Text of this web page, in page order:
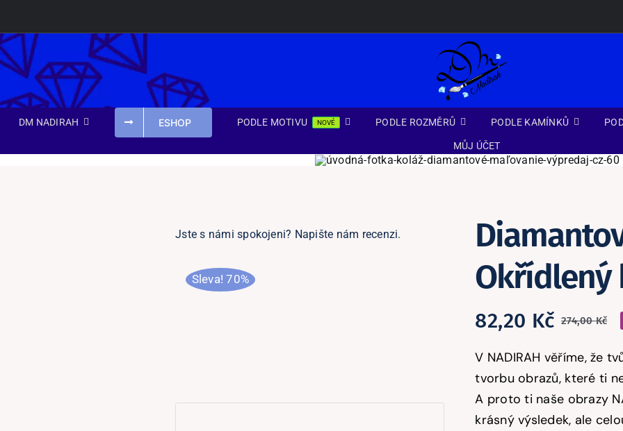
obsah
DM NADIRAH ESHOP PODLE MOTIVU NOVÉ PODLE ROZMĚRŮ PODLE KAMÍNKŮ
MŮJ ÚČET
Jste s námi spokojeni? Napište nám recenzi.
Sleva! 70%
Okřídlený
274,00Kč
82,20 Kč
V NADIRAH věříme, že
tvorbu obrazů, které ti
A proto ti naše obrazy
krásný výsledek, ale